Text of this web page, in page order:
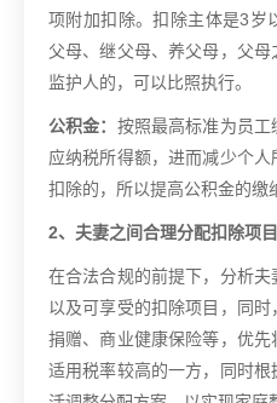
项附加扣除。扣除主体是3岁
父母、继父母、养父母，父
监护人的，可以比照执行。
公积金： 按照最高标准为员
应纳税所得额，进而减少个
扣除的，所以提高公积金的缴
2、夫妻之间合理分配扣除项目
在合法合规的前提下，分析
以及可享受的扣除项目，同
捐赠、商业健康保险等，优
适用税率较高的一方，同时